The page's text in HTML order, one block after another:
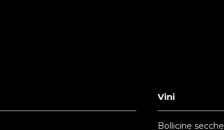
Vini
Bollicine secche